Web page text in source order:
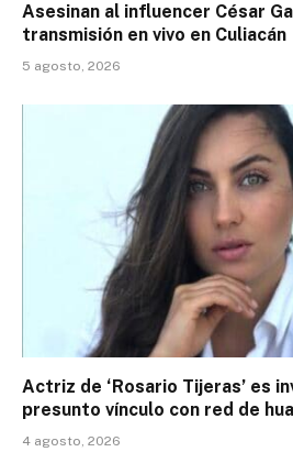
Asesinan al influencer César
transmisión en vivo en Culiacán
5 agosto, 2026
Actriz de ‘Rosario Tijeras’ es
presunto vínculo con red de
4 agosto, 2026